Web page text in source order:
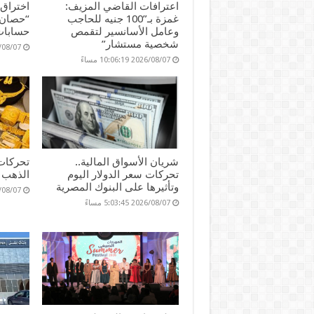
اعترافات القاضي المزيف:
غمزة بـ”100 جنيه للحاجب
وعامل الأسانسير لتقمص
شخصية مستشار”
2026/08/07 10:06:19 مساءً
2026/08/07
شريان الأسواق المالية..
تحركات سعر الدولار اليوم
وتأثيرها على البنوك المصرية
2026/08/07 5:03:45 مساءً
2026/08/07